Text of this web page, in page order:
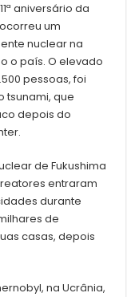
aniversário da
um
nuclear na
o país. O elevado
pessoas, foi
tsunami, que
depois do
de Fukushima
entraram
durante
de
casas, depois
na Ucrânia,